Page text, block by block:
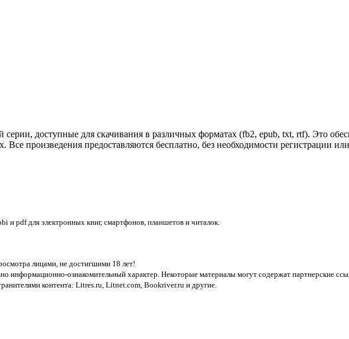
доступные для скачивания в различных форматах (fb2, epub, txt, rtf). Это
произведения предоставляются бесплатно, без необходимости регистрации
pdf для электронных книг, смартфонов, планшетов и читалок.
лицами, не достигшими 18 лет!
информационно-ознакомительный характер. Некоторые материалы могут содержат партнерские
контента: Litres.ru, Litnet.com, Bookriver.ru и другие.